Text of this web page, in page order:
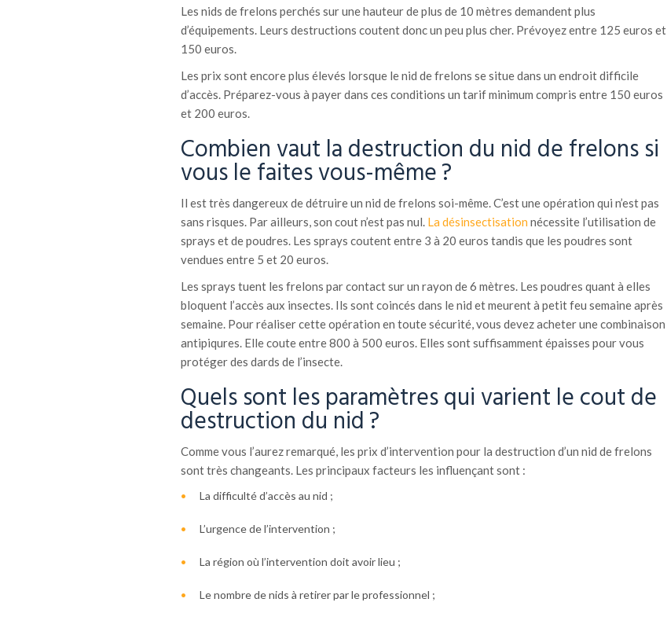
Les nids de frelons perchés sur une hauteur de plus de 10 mètres demandent plus
d’équipements. Leurs destructions coutent donc un peu plus cher. Prévoyez entre 125 euros et
150 euros.
Les prix sont encore plus élevés lorsque le nid de frelons se situe dans un endroit difficile
d’accès. Préparez-vous à payer dans ces conditions un tarif minimum compris entre 150 euros
et 200 euros.
Combien vaut la destruction du nid de frelons si
vous le faites vous-même ?
Il est très dangereux de détruire un nid de frelons soi-même. C’est une opération qui n’est pas
sans risques. Par ailleurs, son cout n’est pas nul. La désinsectisation nécessite l’utilisation de
sprays et de poudres. Les sprays coutent entre 3 à 20 euros tandis que les poudres sont
vendues entre 5 et 20 euros.
Les sprays tuent les frelons par contact sur un rayon de 6 mètres. Les poudres quant à elles
bloquent l’accès aux insectes. Ils sont coincés dans le nid et meurent à petit feu semaine après
semaine. Pour réaliser cette opération en toute sécurité, vous devez acheter une combinaison
antipiqures. Elle coute entre 800 à 500 euros. Elles sont suffisamment épaisses pour vous
protéger des dards de l’insecte.
Quels sont les paramètres qui varient le cout de
destruction du nid ?
Comme vous l’aurez remarqué, les prix d’intervention pour la destruction d’un nid de frelons
sont très changeants. Les principaux facteurs les influençant sont :
La difficulté d’accès au nid ;
L’urgence de l’intervention ;
La région où l’intervention doit avoir lieu ;
Le nombre de nids à retirer par le professionnel ;